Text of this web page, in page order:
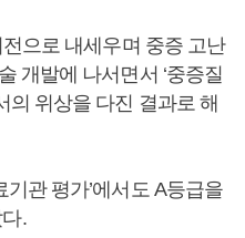
전으로 내세우며 중증 고난
개발에 나서면서 ‘중증질
의 위상을 다진 결과로 해
기관 평가’에서도 A등급을
.